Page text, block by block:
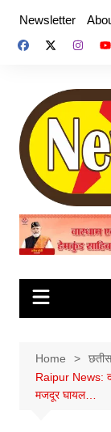
content
Newsletter
Home
Raipur News:
मजदूर घायल…